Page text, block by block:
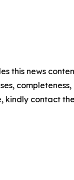
this news
kindly contact